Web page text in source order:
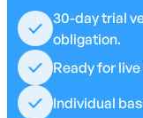
30-day trial
obligation.
Ready for
Individual